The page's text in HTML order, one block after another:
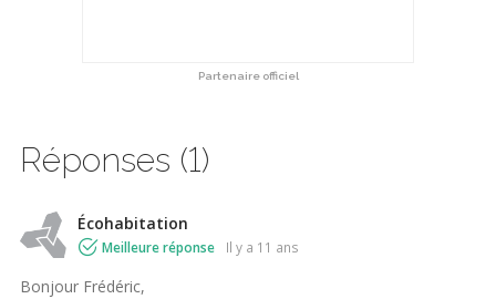
Partenaire officiel
Réponses (1)
Écohabitation
Meilleure réponse il y a 11 ans
Bonjour Frédéric,